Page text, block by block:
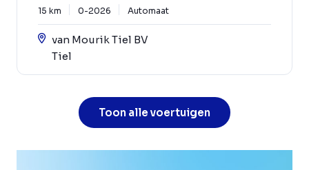
15 km 0-2026 Automaat
van Mourik Tiel BV
Tiel
Toon alle voertuigen